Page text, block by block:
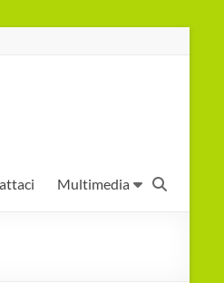
Multimedia